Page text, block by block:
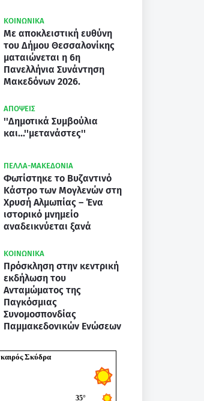
ΚΟΙΝΩΝΙΚΑ
Με αποκλειστική ευθύνη
του Δήμου Θεσσαλονίκης
ματαιώνεται η 6η
Πανελλήνια Συνάντηση
Μακεδόνων 2026.
ΑΠΟΨΕΙΣ
''Δημοτικά Συμβούλια
και...''μετανάστες''
ΠΕΛΛΑ-ΜΑΚΕΔΟΝΙΑ
Φωτίστηκε το Βυζαντινό
Κάστρο των Μογλενών στη
Χρυσή Αλμωπίας – Ένα
ιστορικό μνημείο
αναδεικνύεται ξανά
ΚΟΙΝΩΝΙΚΑ
Πρόσκληση στην κεντρική
εκδήλωση του
Ανταμώματος της
Παγκόσμιας
Συνομοσπονδίας
Παμμακεδονικών Ενώσεων
καιρός Σκύδρα